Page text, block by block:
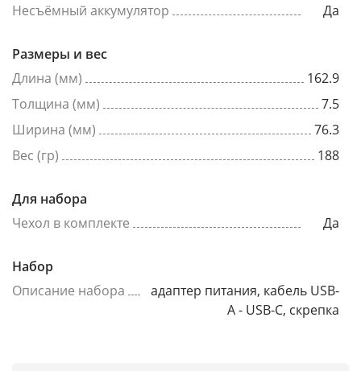
Несъёмный аккумулятор
Да
Размеры и вес
Длина (мм)
162.9
Толщина (мм)
7.5
Ширина (мм)
76.3
Вес (гр)
188
Для набора
Чехол в комплекте
Да
Набор
Описание набора
адаптер питания, кабель USB-
A - USB-C, скрепка